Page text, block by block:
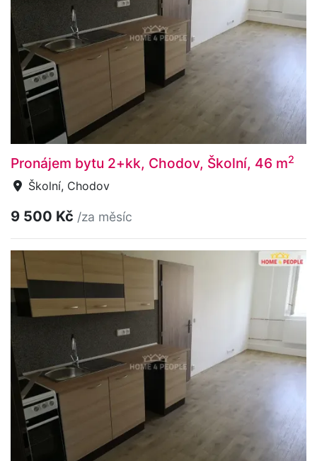
Pronájem bytu 2+kk, Chodov, Školní, 46 m2
Školní, Chodov
9 500 Kč /za měsíc